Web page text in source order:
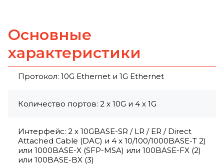
Основные
характеристики
Протокол: 10G Ethernet и 1G Ethernet
Количество портов: 2 x 10G и 4 x 1G
Интерфейс: 2 x 10GBASE-SR / LR / ER / Direct
Attached Cable (DAC) и 4 x 10/100/1000BASE-T 2)
или 1000BASE-X (SFP-MSA) или 100BASE-FX (2)
или 100BASE-BX (3)